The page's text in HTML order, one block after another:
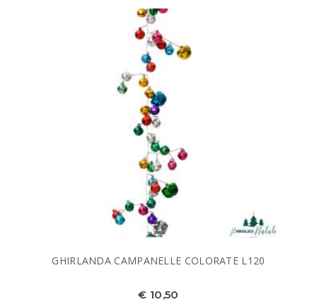
GHIRLANDA CAMPANELLE COLORATE L120
€ 10,50